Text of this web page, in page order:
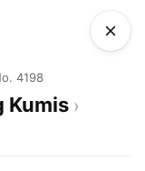
4198
Kumis